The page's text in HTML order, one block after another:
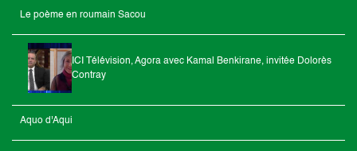
Le poème en roumain Sacou
ICI Télévision, Agora avec Kamal Benkirane, invitée Dolorès
Contray
Aquo d'Aqui